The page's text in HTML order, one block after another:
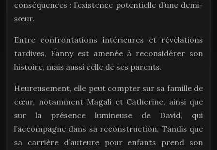
conséquences : l’existence potentielle d’une demi-
sœur.
Entre confrontations intérieures et révélations
tardives, Fanny est amenée à reconsidérer son
histoire, mais aussi celle de ses parents.
Heureusement, elle peut compter sur sa famille de
cœur, notamment Magali et Catherine, ainsi que
sur la présence lumineuse de David, qui
l’accompagne dans sa reconstruction. Tandis que
sa carrière d’auteure pour enfants prend son